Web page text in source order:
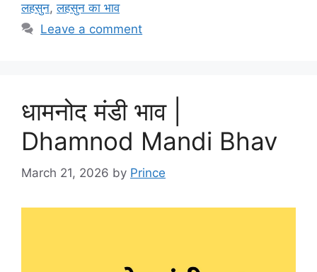
लहसुन,लहसुन का भाव
Leave a comment
धामनोद मंडी भाव |
Dhamnod Mandi Bhav
March 21, 2026 by Prince